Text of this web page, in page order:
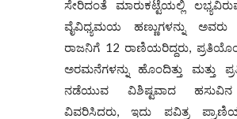
ಸೇರಿದಂತೆ ಮಾರುಕಟ್ಟೆಯಲ್ಲಿ
ವೈವಿಧ್ಯಮಯ ಹಣ್ಣುಗಳನ್ನು ಅವರು
ರಾಜನಿಗೆ 12 ರಾಣಿಯರಿದ್ದರು,
ಅರಮನೆಗಳನ್ನು ಹೊಂದಿತ್ತು ಮತ್ತು
ನಡೆಯುವ ವಿಶಿಷ್ಟವಾದ ಹಸುವಿನ
ವಿವರಿಸಿದರು, ಇದು ಪವಿತ್ರ